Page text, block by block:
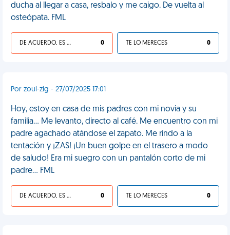
ducha al llegar a casa, resbalo y me caigo. De vuelta al
osteópata. FML
DE ACUERDO, ES UNA VIDA HP 0 TE LO MERECES 0
Por zoul-zig - 27/07/2025 17:01
Hoy, estoy en casa de mis padres con mi novia y su
familia... Me levanto, directo al café. Me encuentro con mi
padre agachado atándose el zapato. Me rindo a la
tentación y ¡ZAS! ¡Un buen golpe en el trasero a modo
de saludo! Era mi suegro con un pantalón corto de mi
padre... FML
DE ACUERDO, ES UNA VIDA HP 0 TE LO MERECES 0